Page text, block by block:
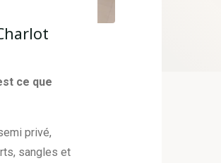
ce que
privé,
sangles et